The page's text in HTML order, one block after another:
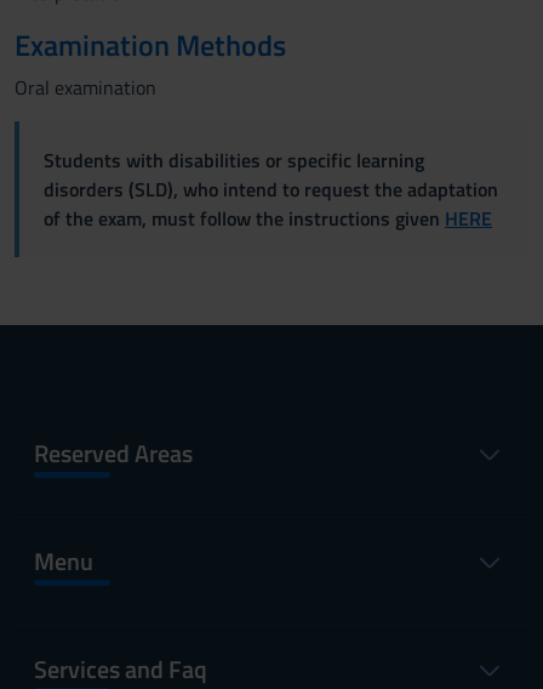
Examination Methods
Oral examination
Students with disabilities or specific learning
disorders (SLD), who intend to request the adaptation
of the exam, must follow the instructions given HERE
Reserved Areas
Menu
Services and Faq